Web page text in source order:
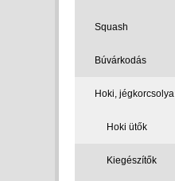
Squash
Búvárkodás
Hoki, jégkorcsolya
Hoki ütők
Kiegészítők